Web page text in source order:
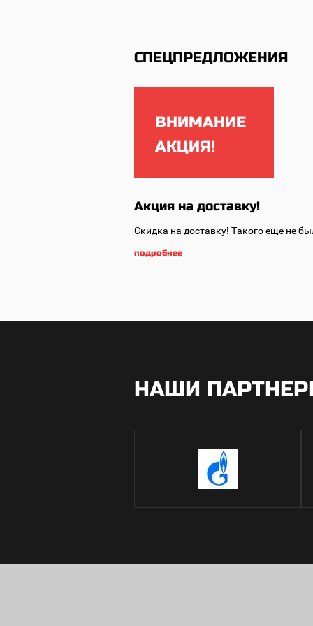
СПЕЦПРЕДЛОЖЕНИЯ
ВНИМАНИЕ
АКЦИЯ!
Акция на доставку!
Скидка на доставку! Такого еще не
подробнее
НАШИ